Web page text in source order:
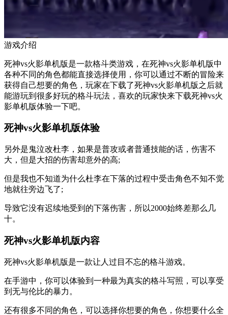
游戏介绍
死神vs火影单机版是一款格斗类游戏，在死神vs火影单机版中
各种不同的角色都能直接选择使用，你可以通过不断的冒险来
获得自己想要的角色，玩家在下载了死神vs火影单机版之后就
能游玩到很多好玩的格斗玩法，喜欢的玩家快来下载死神vs火
影单机版体验一下吧。
死神vs火影单机版体验
另外是鬼泣改杜李，如果是普攻或者普通技能的话，伤害不
大，但是大招的伤害却意外的高;
但是我也不知道为什么杜李在下落的过程中受击角色不知不觉
地就往旁边飞了;
导致它没有迟续地受到的下落伤害，所以2000始终差那么几
十。
死神vs火影单机版内容
死神vs火影单机版是一款让人过目不忘的格斗游戏。
在手游中，你可以体验到一种最为真实的格斗写照，可以享受
到无与伦比的暴力。
还有很多不同的角色，可以选择你想要的角色，你想要什么全